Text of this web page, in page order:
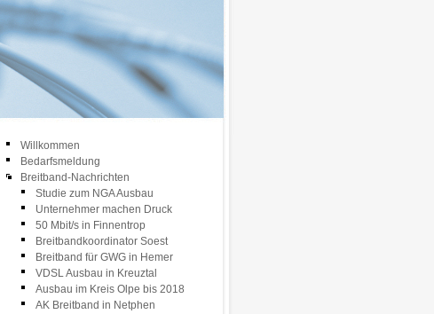
Willkommen
Bedarfsmeldung
Breitband-Nachrichten
Studie zum NGA Ausbau
Unternehmer machen Druck
50 Mbit/s in Finnentrop
Breitbandkoordinator Soest
Breitband für GWG in Hemer
VDSL Ausbau in Kreuztal
Ausbau im Kreis Olpe bis 2018
AK Breitband in Netphen